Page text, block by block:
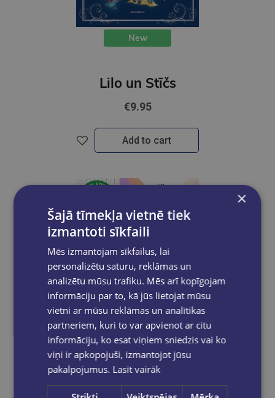
New
Lilo un Stīčs
€9.95
Add to cart
New
×
Šajā tīmekļa vietnē tiek
izmantoti sīkfaili
Mēs izmantojam sīkfailus, lai
personalizētu saturu, reklāmas un
analizētu mūsu trafiku. Mēs arī kopīgojam
informāciju par to, kā jūs lietojat mūsu
vietni ar mūsu reklāmas un analītikas
partneriem, kuri to var apvienot ar citu
informāciju, ko esat viņiem sniedzis vai ko
viņi ir apkopojuši, izmantojot jūsu
pakalpojumus. Lasīt vairāk